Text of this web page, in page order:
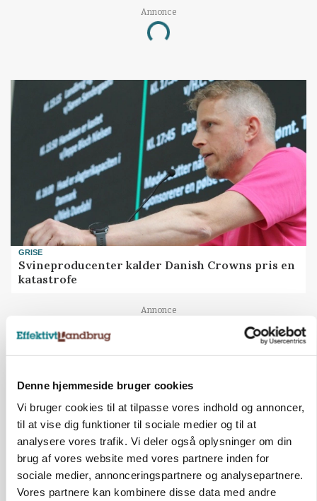
Denne hjemmeside bruger cookies
Vi bruger cookies til at tilpasse vores indhold og annoncer,
til at vise dig funktioner til sociale medier og til at
analysere vores trafik. Vi deler også oplysninger om din
brug af vores website med vores partnere inden for
sociale medier, annonceringspartnere og analysepartnere.
Vores partnere kan kombinere disse data med andre
Annonce
Loading...
GRISE
Svineproducenter kalder Danish Crowns pris en
katastrofe
Annonce